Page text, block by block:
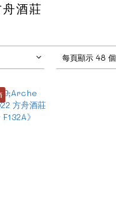
酒莊
每頁顯示 48 個